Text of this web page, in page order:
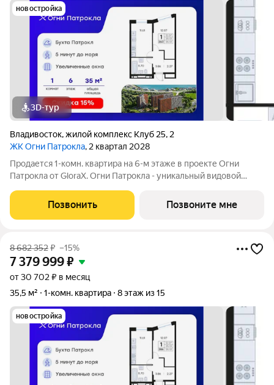
новостройка
3D-тур
Владивосток,жилой комплекс Клуб 25, 2
ЖК Огни Патрокла, 2 квартал 2028
Продается 1-комн. квартира на 6-м этаже в проекте Огни
Патрокла от GloraX. Огни Патрокла - уникальный видовой
Владивостока. Общая площадь лота составляет 35,51 кв. м, из
которых 12,07 кв. м
Позвонить Позвоните мне
8 682 352₽ –15%
7 379 999₽
от 30 702 ₽ в месяц
35,5 м²
1-комн. квартира 8 этаж из 15
новостройка